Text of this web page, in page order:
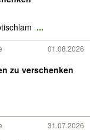
...
01.08.2026
zu verschenken
31.07.2026